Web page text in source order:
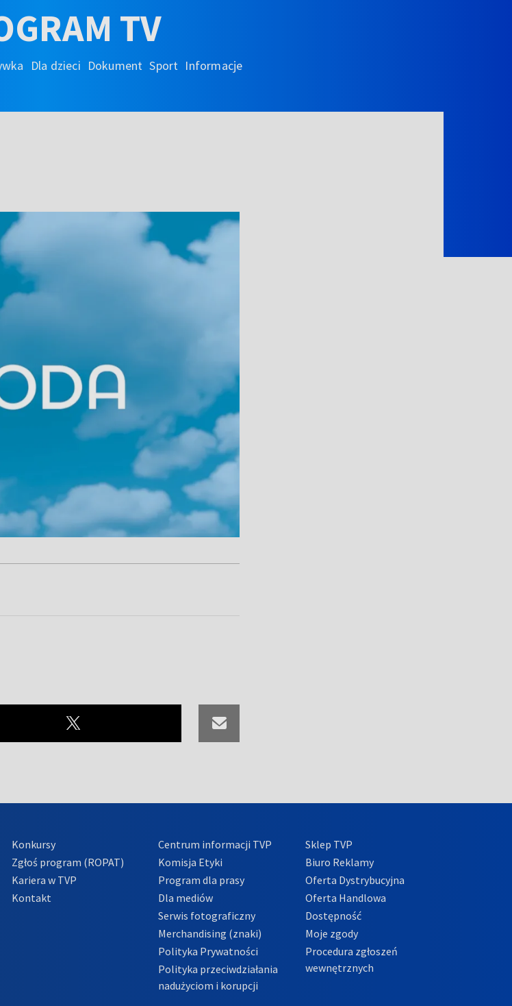
TV
Dla dzieci Dokument Sport Informacje
Konkursy
Zgłoś program (ROPAT)
Kariera w TVP
Kontakt
Centrum informacji TVP
Komisja Etyki
Program dla prasy
Dla mediów
Serwis fotograficzny
Merchandising (znaki)
Polityka Prywatności
Polityka przeciwdziałania
nadużyciom i korupcji
Sklep TVP
Biuro Reklamy
Oferta Dystrybucyjna
Oferta Handlowa
Dostępność
Moje zgody
Procedura zgłoszeń
wewnętrznych